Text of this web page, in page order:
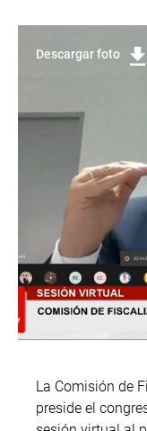
Descargar foto
La Comisión de
preside el